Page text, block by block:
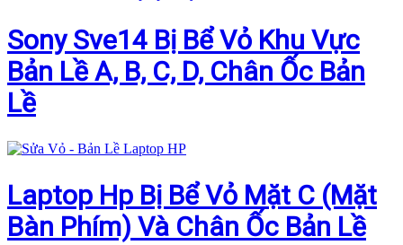
Sony Sve14 Bị Bể Vỏ Khu Vực
Bản Lề A, B, C, D, Chân Ốc Bản
Lề
Laptop Hp Bị Bể Vỏ Mặt C (Mặt
Bàn Phím) Và Chân Ốc Bản Lề